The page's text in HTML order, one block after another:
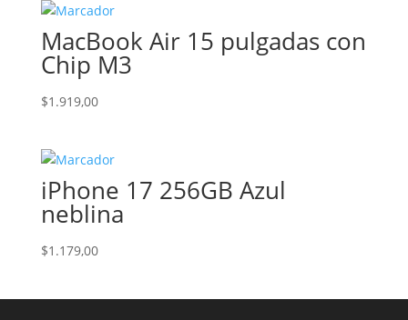
MacBook Air 15 pulgadas con
Chip M3
$1.919,00
iPhone 17 256GB Azul
neblina
$1.179,00